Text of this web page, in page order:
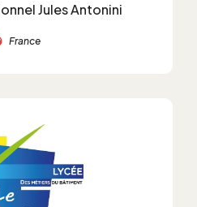
Jules Antonini
France